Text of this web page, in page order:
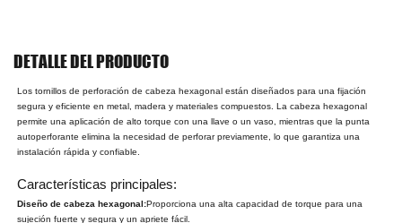
DETALLE DEL PRODUCTO
Los tornillos de perforación de cabeza hexagonal están diseñados para una fijación
segura y eficiente en metal, madera y materiales compuestos. La cabeza hexagonal
permite una aplicación de alto torque con una llave o un vaso, mientras que la punta
autoperforante elimina la necesidad de perforar previamente, lo que garantiza una
instalación rápida y confiable.
Características principales:
Diseño de cabeza hexagonal:Proporciona una alta capacidad de torque para una
sujeción fuerte y segura y un apriete fácil.